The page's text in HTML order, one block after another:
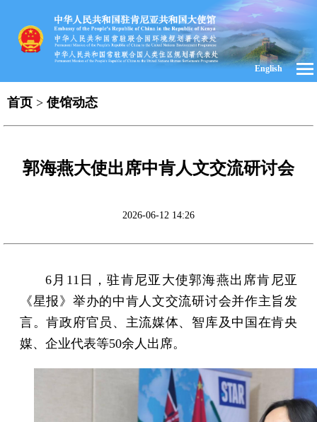
English
首页 > 使馆动态
郭海燕大使出席中肯人文交流研讨会
2026-06-12 14:26
6月11日，驻肯尼亚大使郭海燕出席肯尼亚
《星报》举办的中肯人文交流研讨会并作主旨发
言。肯政府官员、主流媒体、智库及中国在肯央
媒、企业代表等50余人出席。